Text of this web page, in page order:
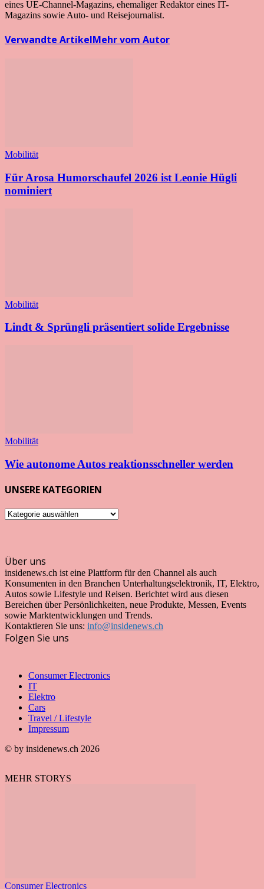
eines UE-Channel-Magazins, ehemaliger Redaktor eines IT-
Magazins sowie Auto- und Reisejournalist.
Verwandte ArtikelMehr vom Autor
Mobilität
Für Arosa Humorschaufel 2026 ist Leonie Hügli
nominiert
Mobilität
Lindt & Sprüngli präsentiert solide Ergebnisse
Mobilität
Wie autonome Autos reaktionsschneller werden
UNSERE KATEGORIEN
UNSERE
Über uns
insidenews.ch ist eine Plattform für den Channel als auch
Konsumenten in den Branchen Unterhaltungselektronik, IT, Elektro,
Autos sowie Lifestyle und Reisen. Berichtet wird aus diesen
Bereichen über Persönlichkeiten, neue Produkte, Messen, Events
sowie Marktentwicklungen und Trends.
Kontaktieren Sie uns: info@insidenews.ch
Folgen Sie uns
Consumer Electronics
IT
Elektro
Cars
Travel / Lifestyle
Impressum
© by insidenews.ch 2026
MEHR STORYS
Consumer Electronics